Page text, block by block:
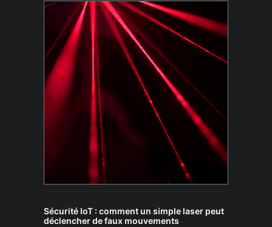
Sécurité IoT : comment un simple laser peut
déclencher de faux mouvements